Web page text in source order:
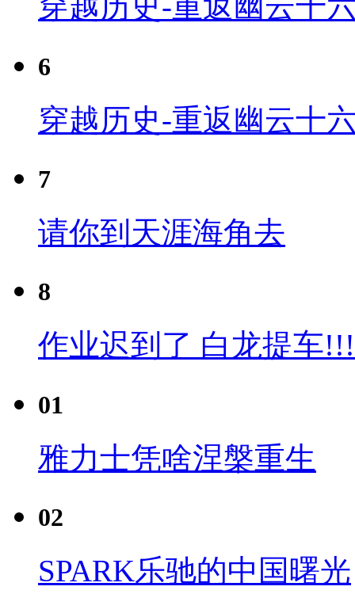
穿越历史-重返幽云十
6
穿越历史-重返幽云十
7
请你到天涯海角去
8
作业迟到了 白龙提车
01
雅力士凭啥涅槃重生
02
SPARK乐驰的中国曙光